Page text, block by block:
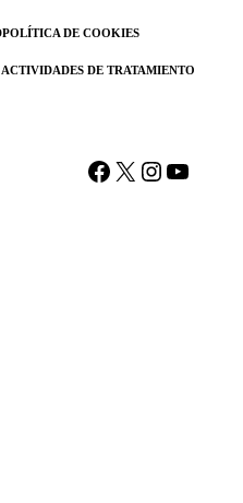
POLÍTICA DE COOKIES
DE TRATAMIENTO
Facebook
X Instagram